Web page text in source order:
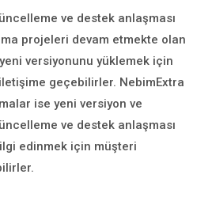
ve destek anlaşması
projeleri devam etmekte olan
versiyonunu yüklemek için
geçebilirler. NebimExtra
ise yeni versiyon ve
ve destek anlaşması
edinmek için müşteri